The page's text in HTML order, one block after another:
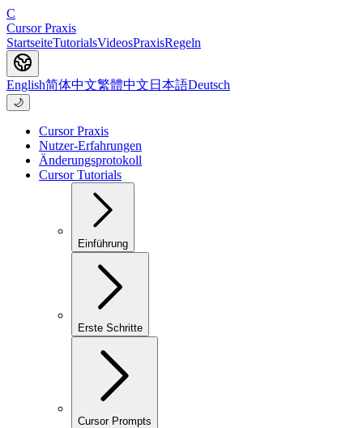
C
Cursor Praxis
StartseiteTutorialsVideosPraxisRegeln
English简体中文繁體中文 日本語Deutsch
🌙
Cursor Praxis
Nutzer-Erfahrungen
Änderungsprotokoll
Cursor Tutorials
Einführung
Erste Schritte
Cursor Prompts